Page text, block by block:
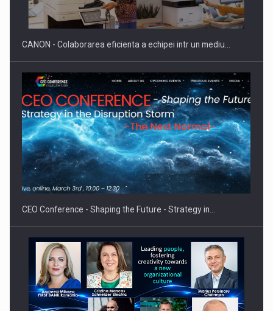
reglementari…
Proteinmaxxing and the Future of Protein Demand
CANON - Colaborarea eficienta a echipei intr un mediu…
CEO Conference - Shaping the Future - Strategy in…